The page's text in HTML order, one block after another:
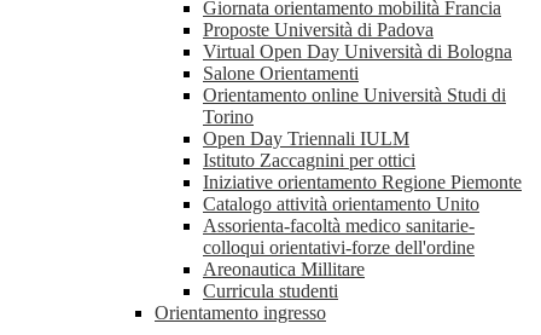
Giornata orientamento mobilità Francia
Proposte Università di Padova
Virtual Open Day Università di Bologna
Salone Orientamenti
Orientamento online Università Studi di
Torino
Open Day Triennali IULM
Istituto Zaccagnini per ottici
Iniziative orientamento Regione Piemonte
Catalogo attività orientamento Unito
Assorienta-facoltà medico sanitarie-
colloqui orientativi-forze dell'ordine
Areonautica Millitare
Curricula studenti
Orientamento ingresso